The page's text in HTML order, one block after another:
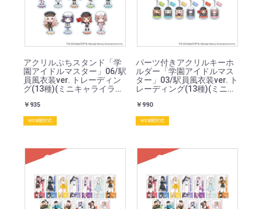
アクリルぷちスタンド「学
園アイドルマスター」06/駅
員風衣装ver. トレーディン
グ(13種)(ミニキャライラス
￥935
WEB開封式
パーツ付きアクリルキーホ
ルダー「学園アイドルマス
ター」03/駅員風衣装ver. ト
レーディング(13種)(ミニキ
￥990
WEB開封式
SOLD SOLD